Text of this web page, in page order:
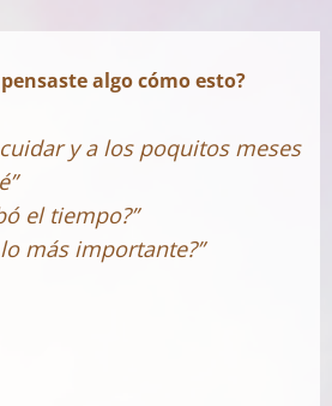
algo cómo esto?
y a los poquitos meses
el tiempo?”
más importante?”